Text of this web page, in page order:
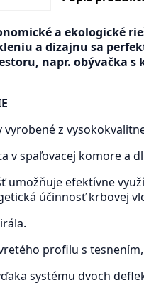
a ekologické
a dizajnu sa
napr. obývačka s
z
v spaľovacej komore a
umožňuje efektívne
účinnosť krbovej
profilu s
systému dvoch